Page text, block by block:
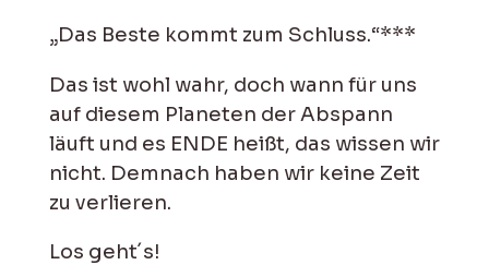
„Das Beste kommt zum Schluss.“***
Das ist wohl wahr, doch wann für uns
auf diesem Planeten der Abspann
läuft und es ENDE heißt, das wissen wir
nicht. Demnach haben wir keine Zeit
zu verlieren.
Los geht´s!